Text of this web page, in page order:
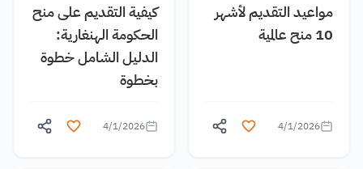
مواعيد التقديم لأشهر
10 منح عالمية
4/1/2026
كيفية التقديم على منح
الحكومة الهنغارية:
الدليل الشامل خطوة
بخطوة
4/1/2026